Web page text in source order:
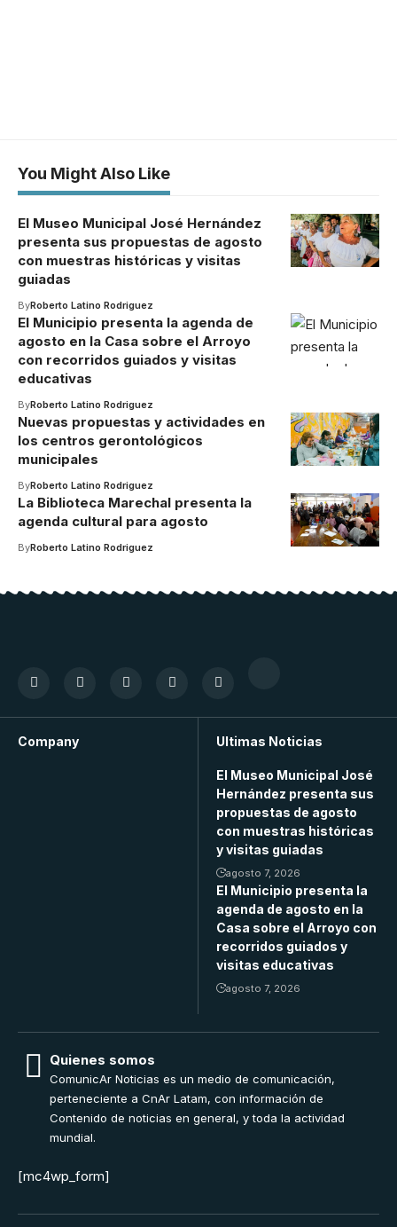
You Might Also Like
El Museo Municipal José Hernández
presenta sus propuestas de agosto
con muestras históricas y visitas
guiadas
ByRoberto Latino Rodriguez
El Municipio presenta la agenda de
agosto en la Casa sobre el Arroyo
con recorridos guiados y visitas
educativas
ByRoberto Latino Rodriguez
Nuevas propuestas y actividades en
los centros gerontológicos
municipales
ByRoberto Latino Rodriguez
La Biblioteca Marechal presenta la
agenda cultural para agosto
ByRoberto Latino Rodriguez
Company Ultimas Noticias
El Museo Municipal José
Hernández presenta sus
propuestas de agosto
con muestras históricas
y visitas guiadas
agosto 7, 2026
El Municipio presenta la
agenda de agosto en la
Casa sobre el Arroyo con
recorridos guiados y
visitas educativas
agosto 7, 2026
Quienes somos
ComunicAr Noticias es un medio de comunicación,
perteneciente a CnAr Latam, con información de
Contenido de noticias en general, y toda la actividad
mundial.
[mc4wp_form]